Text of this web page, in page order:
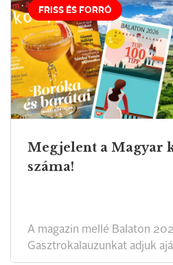
FRISS ÉS FORRÓ
Megjelent a Magyar
száma!
A magazin mellé Balaton
Gasztrokalauzunkat adjuk